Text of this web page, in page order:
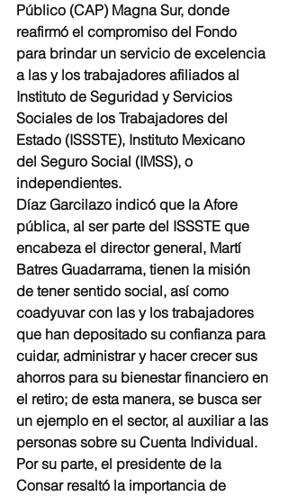
Público (CAP) Magna Sur, donde
reafirmó el compromiso del Fondo
para brindar un servicio de excelencia
a las y los trabajadores afiliados al
Instituto de Seguridad y Servicios
Sociales de los Trabajadores del
Estado (ISSSTE), Instituto Mexicano
del Seguro Social (IMSS), o
independientes.
Díaz Garcilazo indicó que la Afore
pública, al ser parte del ISSSTE que
encabeza el director general, Martí
Batres Guadarrama, tienen la misión
de tener sentido social, así como
coadyuvar con las y los trabajadores
que han depositado su confianza para
cuidar, administrar y hacer crecer sus
ahorros para su bienestar financiero en
el retiro; de esta manera, se busca ser
un ejemplo en el sector, al auxiliar a las
personas sobre su Cuenta Individual.
Por su parte, el presidente de la
Consar resaltó la importancia de